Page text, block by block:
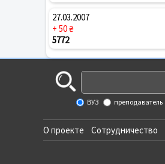
27.03.2007
+ 50 ₴
5772
ВУЗ преподаватель
О проекте Сотрудничество